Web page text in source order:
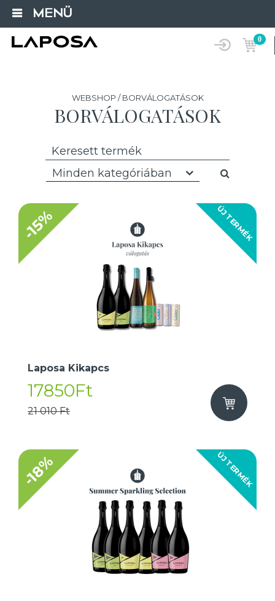
MENÜ
0
WEBSHOP / BORVÁLOGATÁSOK
BORVÁLOGATÁSOK
Minden kategóriában
ÚJ TERMÉK
-15%
Laposa Kikapcs
17850Ft
21 010 Ft
ÚJ TERMÉK
-18%